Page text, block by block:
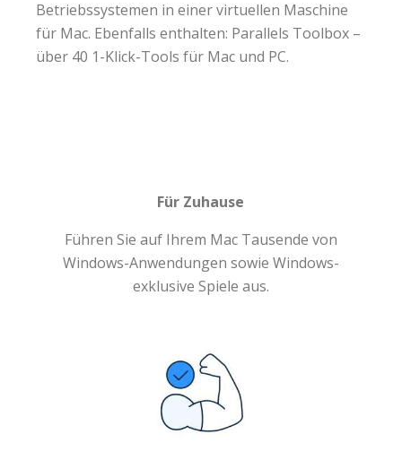
Betriebssystemen in einer virtuellen Maschine
für Mac. Ebenfalls enthalten: Parallels Toolbox –
über 40 1-Klick-Tools für Mac und PC.
Für Zuhause
Führen Sie auf Ihrem Mac Tausende von
Windows-Anwendungen sowie Windows-
exklusive Spiele aus.